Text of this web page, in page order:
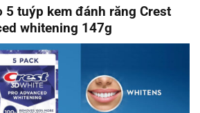
5 tuýp kem đánh răng Crest
whitening 147g